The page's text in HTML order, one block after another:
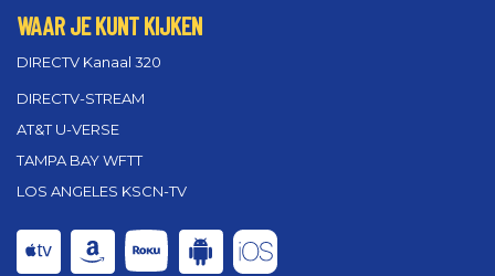
WAAR JE KUNT KIJKEN
DIRECTV Kanaal 320
DIRECTV-STREAM
AT&T U-VERSE
TAMPA BAY WFTT
LOS ANGELES KSCN-TV